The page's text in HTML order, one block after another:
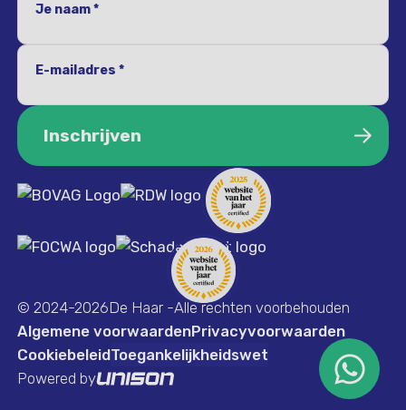
Je naam *
E-mailadres *
Inschrijven
Inschrijven
© 2024-2026De Haar -Alle rechten voorbehouden
Algemene voorwaardenPrivacyvoorwaarden
CookiebeleidToegankelijkheidswet
Powered by